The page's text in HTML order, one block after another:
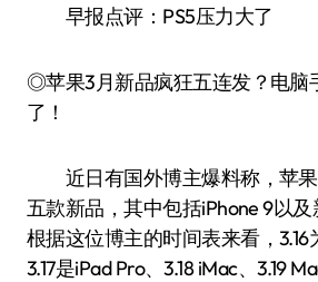
早报点评：PS5压力大了
◎苹果3月新品疯狂五连发？电脑
了！
近日有国外博主爆料称，苹果
五款新品，其中包括iPhone 9以及
根据这位博主的时间表来看，3.16
3.17是iPad Pro、3.18 iMac、3.19